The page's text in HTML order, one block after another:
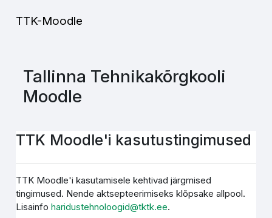
TTK-Moodle
Tallinna Tehnikakõrgkooli
Moodle
TTK Moodle'i kasutustingimused
TTK Moodle'i kasutamisele kehtivad järgmised
tingimused. Nende aktsepteerimiseks klõpsake allpool.
Lisainfoharidustehnoloogid@tktk.ee.